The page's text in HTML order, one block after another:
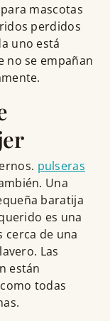
mascotas
perdidos
uno está
no se empañan
pulseras
Una
baratija
es una
cerca de una
Las
están
todas